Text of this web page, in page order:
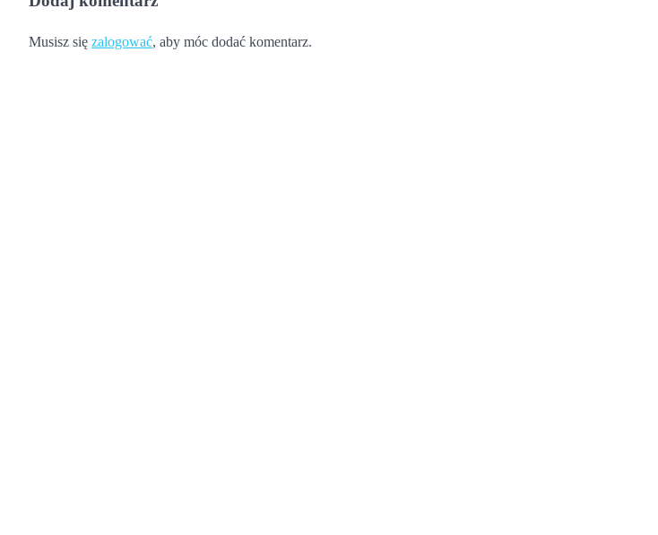
Musisz się zalogować, aby móc dodać komentarz.